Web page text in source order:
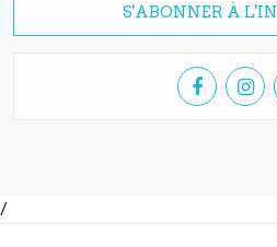
S'ABONNER À
/